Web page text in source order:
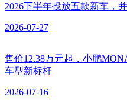
2026下半年投放五款新车，
2026-07-27
售价12.38万元起，小鹏
车型新标杆
2026-07-16